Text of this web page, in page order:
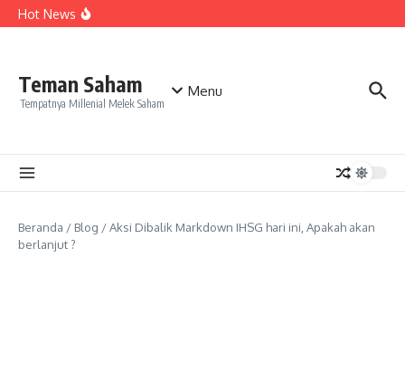
Lewati ke konten
Hot News
Saham BUKA , Peluang Persaingan Bukalapak Dalam
Teman Saham
Tempatnya Millenial Melek Saham
Menu
Beranda / Blog /Aksi Dibalik Markdown IHSG hari ini, Apakah akan
berlanjut ?